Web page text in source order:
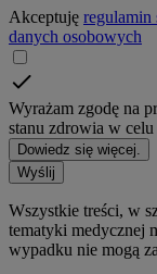
Akceptuję regulamin
danych osobowych
Wyrażam zgodę na
stanu zdrowia w
Dowiedz się więcej.
Wyślij
Wszystkie treści, w
tematyki medycznej
wypadku nie mogą